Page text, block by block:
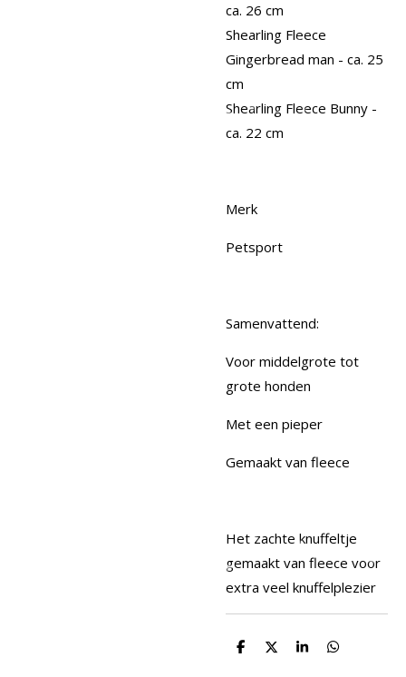
ca. 26 cm
Shearling Fleece
Gingerbread man - ca. 25
cm
Shearling Fleece Bunny -
ca. 22 cm
Merk
Petsport
Samenvattend:
Voor middelgrote tot
grote honden
Met een pieper
Gemaakt van fleece
Het zachte knuffeltje
gemaakt van fleece voor
extra veel knuffelplezier
D
D
S
D